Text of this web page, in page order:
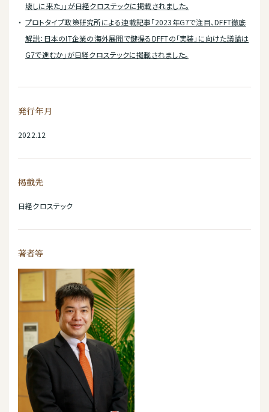
壊しに来た」」が日経クロステックに掲載されました。
プロトタイプ政策研究所による連載記事「2023年G7で注目、DFFT徹底
解説：日本のIT企業の海外展開で鍵握るDFFTの「実装」に向けた議論は
G7で進むか」が日経クロステックに掲載されました。
発行年月
2022.12
掲載先
日経クロステック
著者等